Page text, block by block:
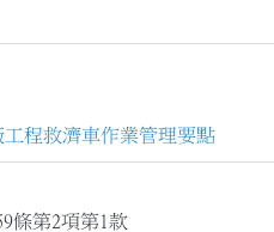
程救濟車作業管理要點
條第2項第1款